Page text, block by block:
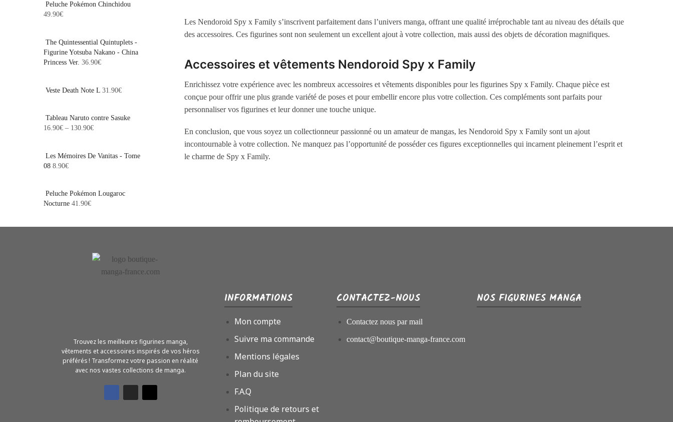
Les Nendoroid Spy x Family s’inscrivent parfaitement dans l’univers manga, offrant une qualité irréprochable tant au niveau des détails que
des accessoires. Ces figurines sont non seulement un excellent ajout à votre collection, mais aussi des objets de décoration magnifiques.
Accessoires et vêtements Nendoroid Spy x Family
Enrichissez votre expérience avec les nombreux accessoires et vêtements disponibles pour les figurines Spy x Family. Chaque pièce est
conçue pour offrir une plus grande variété de poses et pour embellir encore plus votre collection. Ces compléments sont parfaits pour
personnaliser vos figurines et leur donner une touche unique.
En conclusion, que vous soyez un collectionneur passionné ou un amateur de mangas, les Nendoroid Spy x Family sont un ajout
incontournable à votre collection. Ne manquez pas l’opportunité de posséder ces figures exceptionnelles qui incarnent pleinement l’esprit et
le charme de Spy x Family.
Peluche Pokémon Chinchidou
49.90€
The Quintessential Quintuplets -
Figurine Yotsuba Nakano - China
Princess Ver. 36.90€
Veste Death Note L 31.90€
Tableau Naruto contre Sasuke
16.90€ – 130.90€
Les Mémoires De Vanitas - Tome
08 8.90€
Peluche Pokémon Lougaroc
Nocturne 41.90€
Trouvez les meilleures figurines manga,
vêtements et accessoires inspirés de vos héros
préférés ! Transformez votre passion en réalité
avec nos vastes collections de manga.
INFORMATIONS
Mon compte
Suivre ma commande
Mentions légales
Plan du site
F.A.Q
Politique de retours et
CONTACTEZ-NOUS
Contactez nous par mail
contact@boutique-manga-france.com
NOS FIGURINES MANGA